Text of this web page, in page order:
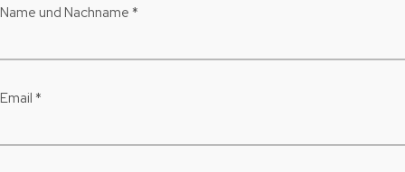
Name und Nachname *
Email *